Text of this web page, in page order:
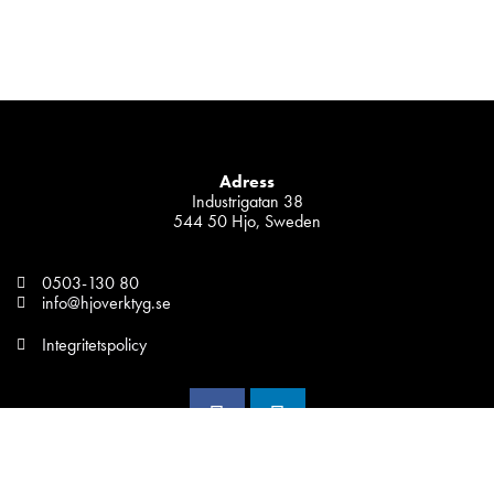
Adress
Industrigatan 38
544 50 Hjo, Sweden
0503-130 80
info@hjoverktyg.se
Integritetspolicy